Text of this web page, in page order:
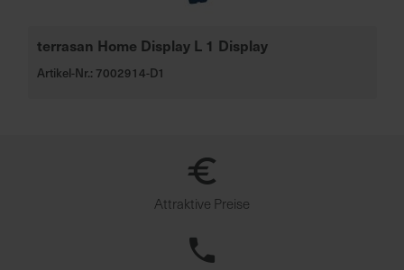
terrasan Home Display L 1 Display
Artikel-Nr.: 7002914-D1
Attraktive Preise